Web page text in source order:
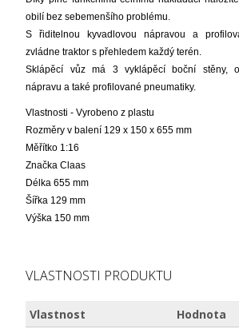
obilí bez sebemenšího problému.
S řiditelnou kyvadlovou nápravou a
zvládne traktor s přehledem každý terén.
Sklápěcí vůz má 3 vyklápěcí boční stěny,
nápravu a také profilované pneumatiky.
Vlastnosti - Vyrobeno z plastu
Rozměry v balení 129 x 150 x 655 mm
Měřítko 1:16
Značka Claas
Délka 655 mm
Šířka 129 mm
Výška 150 mm
VLASTNOSTI PRODUKTU
Vlastnost
Hodnota